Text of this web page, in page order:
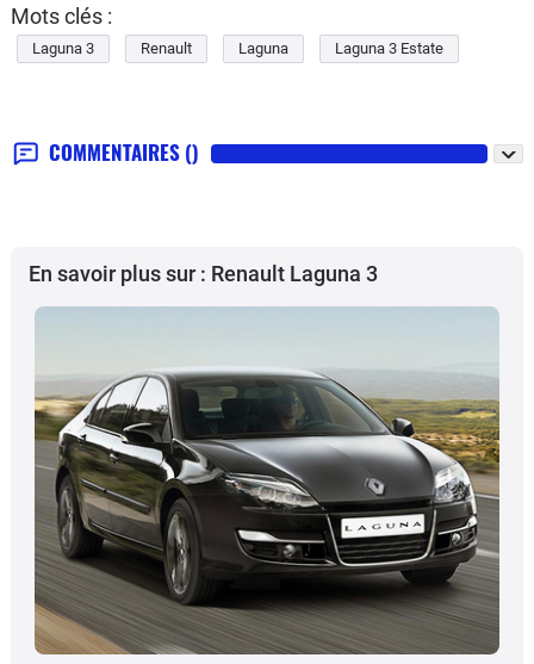
Mots clés :
Laguna 3 Renault Laguna Laguna 3 Estate
COMMENTAIRES ()
En savoir plus sur : Renault Laguna 3